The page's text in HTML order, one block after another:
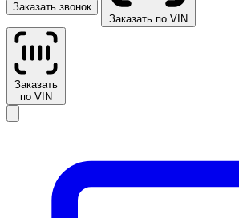
Заказать звонок
Заказать по VIN
Заказать
по VIN